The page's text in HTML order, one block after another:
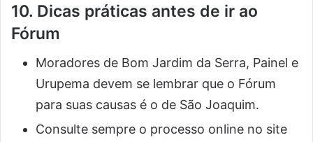
10. Dicas práticas antes de ir ao
Fórum
Moradores de Bom Jardim da Serra, Painel e
Urupema devem se lembrar que o Fórum
para suas causas é o de São Joaquim.
Consulte sempre o processo online no site